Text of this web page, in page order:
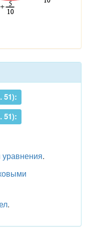
51):
51):
.
.